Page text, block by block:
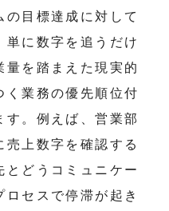
目標達成に対して
単に数字を追うだけ
量を踏まえた現実的
く業務の優先順位付
す。例えば、営業部
売上数字を確認する
とどうコミュニケー
ロセスで停滞が起き